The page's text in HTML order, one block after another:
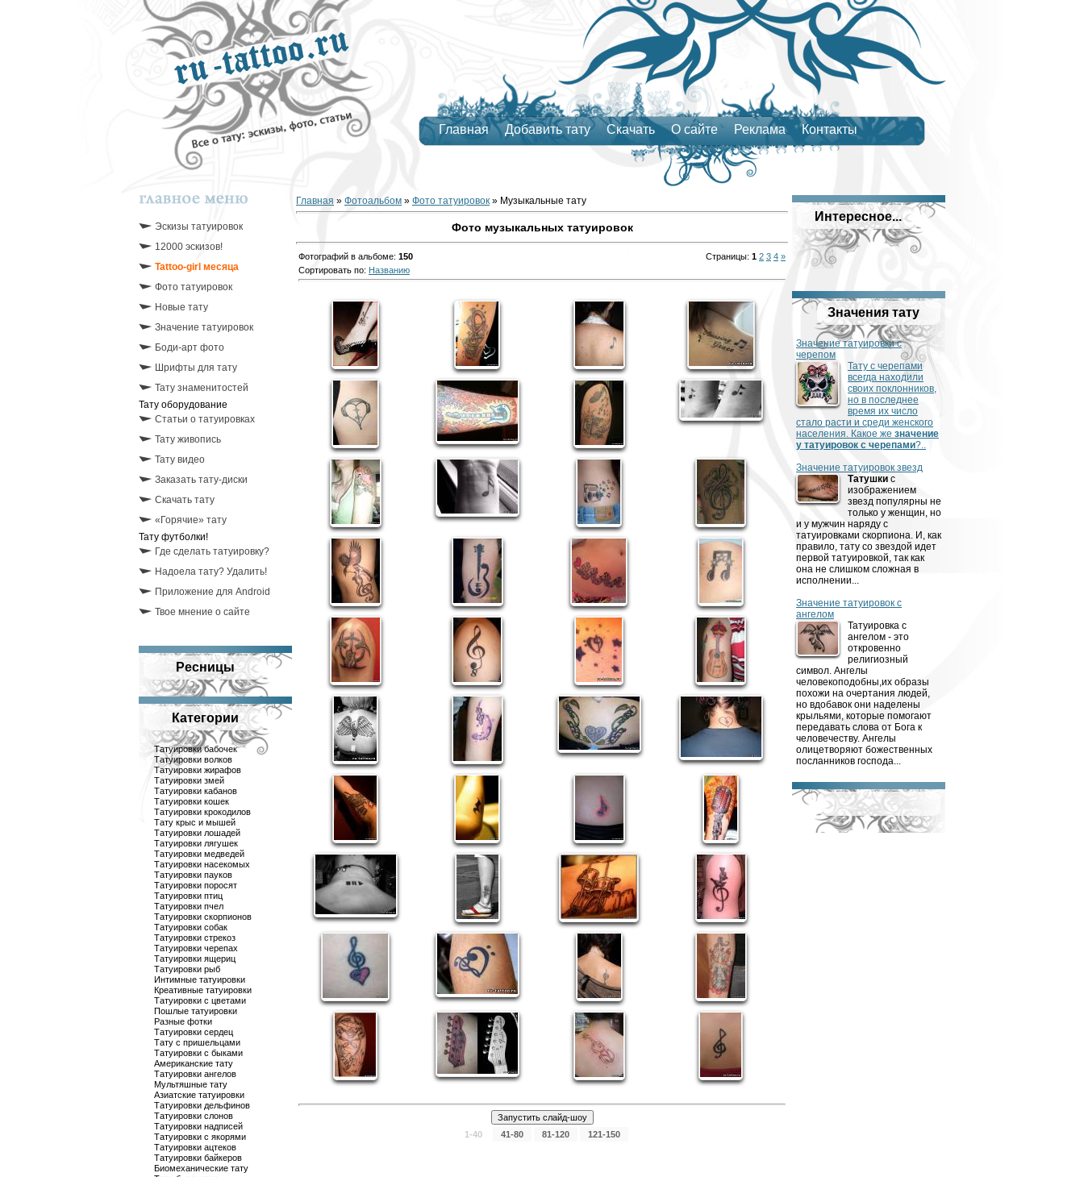
Главная Добавить тату Скачать О сайте Реклама Контакты
Эскизы татуировок
12000 эскизов!
Tattoo-girl месяца
Фото татуировок
Новые тату
Значение татуировок
Боди-арт фото
Шрифты для тату
Тату знаменитостей
Тату оборудование
Статьи о татуировках
Тату живопись
Тату видео
Заказать тату-диски
Скачать тату
«Горячие» тату
Тату футболки!
Где сделать татуировку?
Надоела тату? Удалить!
Приложение для Android
Твое мнение о сайте
Ресницы
Категории
Татуировки бабочек
Татуировки волков
Татуировки жирафов
Татуировки змей
Татуировки кабанов
Татуировки кошек
Татуировки крокодилов
Тату крыс и мышей
Татуировки лошадей
Татуировки лягушек
Татуировки медведей
Татуировки насекомых
Татуировки пауков
Татуировки поросят
Татуировки птиц
Татуировки пчел
Татуировки скорпионов
Татуировки собак
Татуировки стрекоз
Татуировки черепах
Татуировки ящериц
Татуировки рыб
Интимные татуировки
Креативные татуировки
Татуировки с цветами
Пошлые татуировки
Разные фотки
Татуировки сердец
Тату с пришельцами
Татуировки с быками
Американские тату
Татуировки ангелов
Мультяшные тату
Азиатские татуировки
Татуировки дельфинов
Татуировки слонов
Татуировки надписей
Татуировки с якорями
Татуировки ацтеков
Татуировки байкеров
Биомеханические тату
Интересное...
Значения тату
Значение татуировки с
черепом
Тату с черепами
всегда находили
своих поклонников,
но в последнее
время их число
стало расти и среди женского
населения. Какое же значение
у татуировок с черепами?..
Значение татуировок звезд
Татушки с
изображением
звезд популярны не
только у женщин, но
и у мужчин наряду с
татуировками скорпиона. И, как
правило, тату со звездой идет
первой татуировкой, так как
она не слишком сложная в
исполнении...
Значение татуировок с
ангелом
Татуировка с
ангелом - это
откровенно
религиозный
символ. Ангелы
человекоподобны,их образы
похожи на очертания людей,
но вдобавок они наделены
крыльями, которые помогают
передавать слова от Бога к
человечеству. Ангелы
олицетворяют божественных
посланников господа...
Главная » Фотоальбом » Фото татуировок » Музыкальные тату
Фото музыкальных татуировок
Фотографий в альбоме: 150 Страницы: 1 2 3 4 »
Сортировать по: Названию
1-40 41-80 81-120 121-150